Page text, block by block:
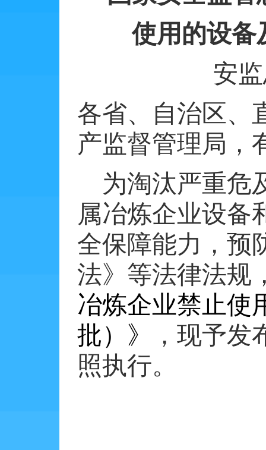
使用的设备
安
各省、自治区、
产监督管理局，
为淘汰严重危
属冶炼企业设备
全保障能力，预
法》等法律法规
冶炼企业禁止使
批）》
，现予发
照执行。